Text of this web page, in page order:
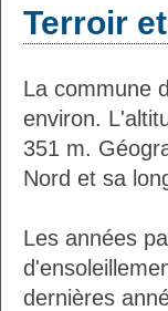
Terroir
La commune
environ.
351 m.
Nord et sa
Les années
dernières